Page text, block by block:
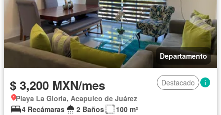
Departamento
$ 3,200 MXN/mes
Destacado
Playa La Gloria, Acapulco de Juárez
4 Recámaras
2 Baños
100 m²